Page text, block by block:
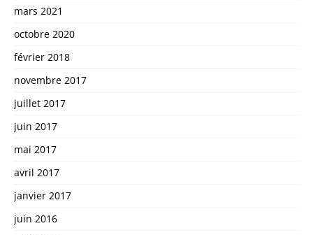
mars 2021
octobre 2020
février 2018
novembre 2017
juillet 2017
juin 2017
mai 2017
avril 2017
janvier 2017
juin 2016